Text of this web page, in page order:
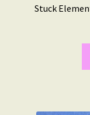
Stuck